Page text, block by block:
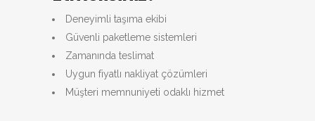
Deneyimli taşıma ekibi
Güvenli paketleme sistemleri
Zamanında teslimat
Uygun fiyatlı nakliyat çözümleri
Müşteri memnuniyeti odaklı hizmet